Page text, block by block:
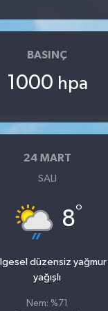
BASINÇ
1000 hpa
24 MART
SALI
8°
düzensiz yağmur
yağışlı
Nem: %71